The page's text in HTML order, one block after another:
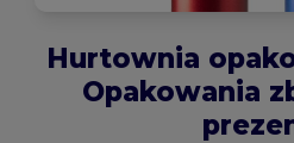
Hurtownia
Opakowania